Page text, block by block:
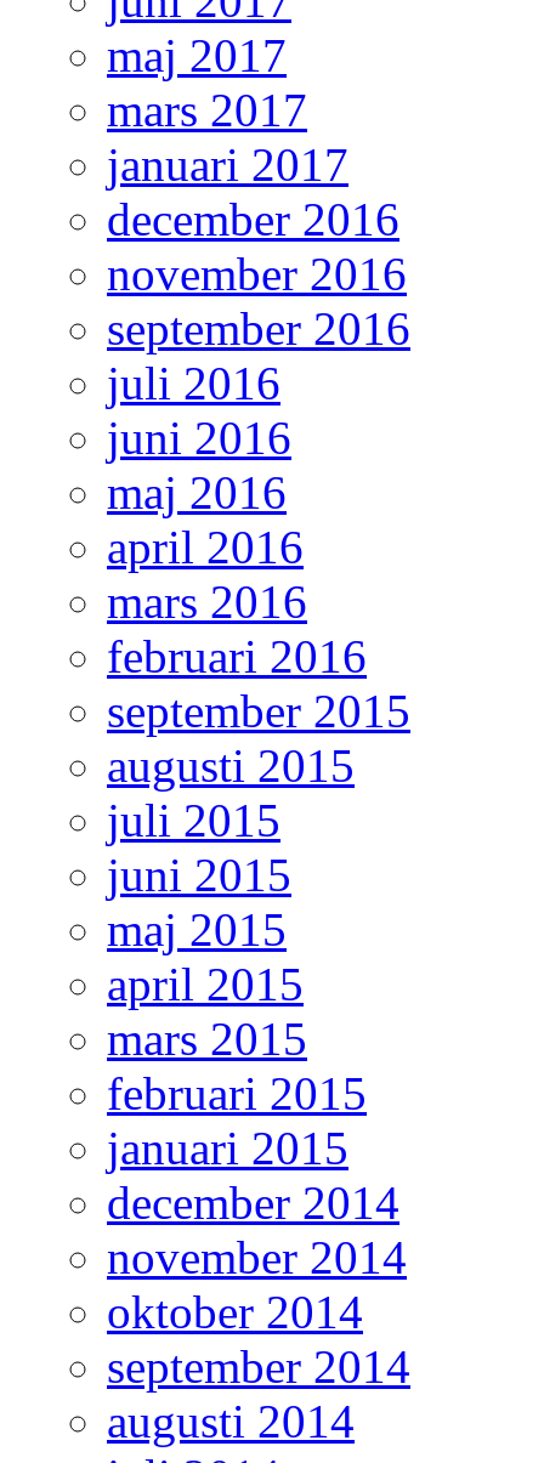
maj 2017
mars 2017
januari 2017
december 2016
november 2016
september 2016
juli 2016
juni 2016
maj 2016
april 2016
mars 2016
februari 2016
september 2015
augusti 2015
juli 2015
juni 2015
maj 2015
april 2015
mars 2015
februari 2015
januari 2015
december 2014
november 2014
oktober 2014
september 2014
augusti 2014